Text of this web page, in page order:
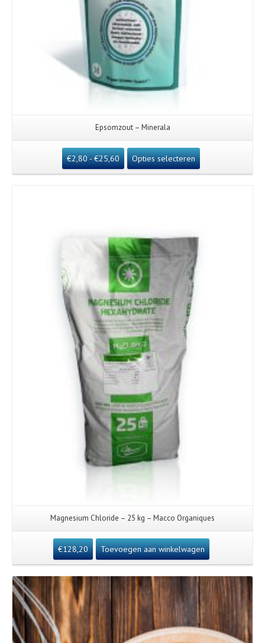
Epsomzout – Minerala
€2,80- €25,60 Opties selecteren
Details
Magnesium Chloride – 25 kg – Macco Organiques
€128,20 Toevoegen aan winkelwagen